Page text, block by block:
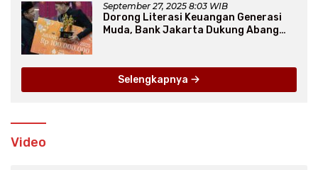
September 27, 2025 8:03 WIB
Dorong Literasi Keuangan Generasi
Muda, Bank Jakarta Dukung Abang
Selengkapnya
Video